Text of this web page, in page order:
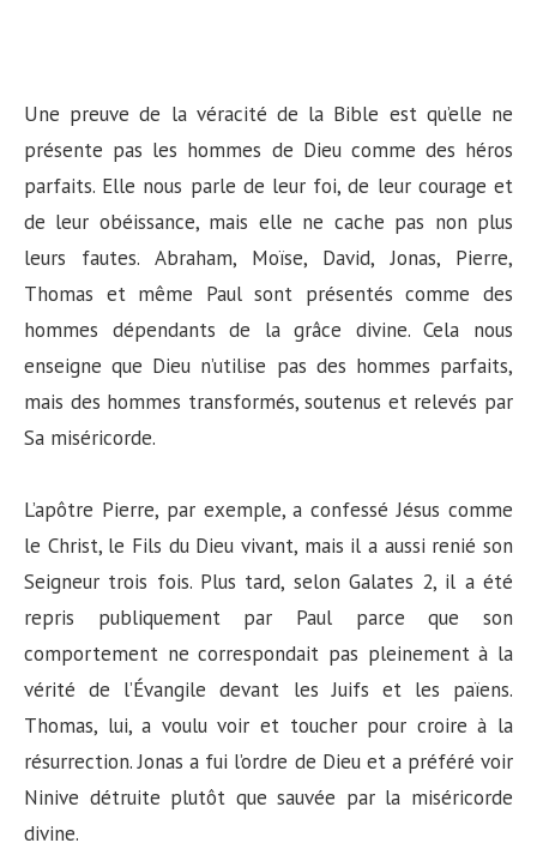
Une preuve de la véracité de la Bible est qu’elle ne
présente pas les hommes de Dieu comme des héros
parfaits. Elle nous parle de leur foi, de leur courage et
de leur obéissance, mais elle ne cache pas non plus
leurs fautes. Abraham, Moïse, David, Jonas, Pierre,
Thomas et même Paul sont présentés comme des
hommes dépendants de la grâce divine. Cela nous
enseigne que Dieu n’utilise pas des hommes parfaits,
mais des hommes transformés, soutenus et relevés par
Sa miséricorde.
L’apôtre Pierre, par exemple, a confessé Jésus comme
le Christ, le Fils du Dieu vivant, mais il a aussi renié son
Seigneur trois fois. Plus tard, selon Galates 2, il a été
repris publiquement par Paul parce que son
comportement ne correspondait pas pleinement à la
vérité de l’Évangile devant les Juifs et les païens.
Thomas, lui, a voulu voir et toucher pour croire à la
résurrection. Jonas a fui l’ordre de Dieu et a préféré voir
Ninive détruite plutôt que sauvée par la miséricorde
divine.